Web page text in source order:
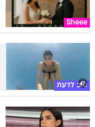
Sheee
טוב לדעת